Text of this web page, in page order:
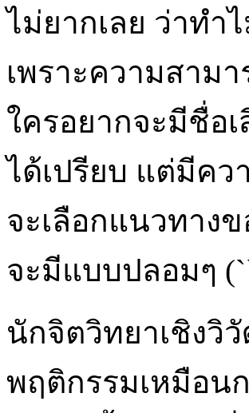
ไม่ยากเลย ว่าทำ
เพราะความสาม
ใครอยากจะมีชื่อ
ได้เปรียบ แต่มีคว
จะเลือกแนวทาง
จะมีแบบปลอมๆ
นักจิตวิทยาเชิงวิ
พฤติกรรมเหมือน